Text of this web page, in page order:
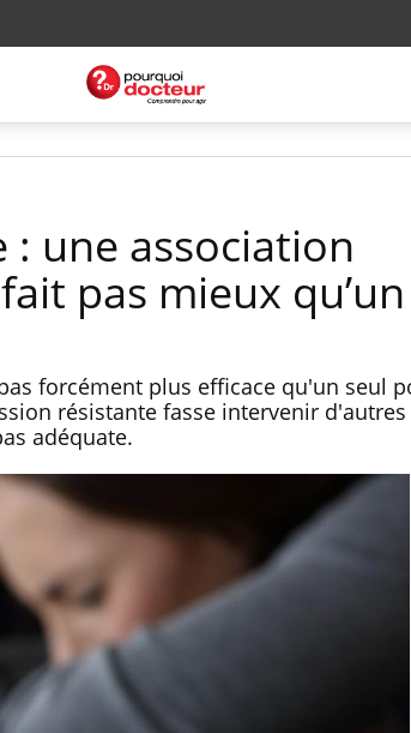
une association
pas mieux
forcément plus efficace qu'un seul
résistante fasse intervenir d'autres
adéquate.